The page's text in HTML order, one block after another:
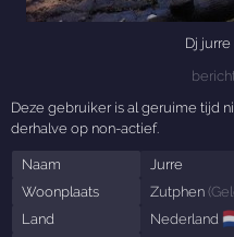
Dj jurre
Deze gebruiker is al geruime tijd
derhalve op non-actief.
Naam
Jurre
Woonplaats
Zutphen (
Land
Nederland